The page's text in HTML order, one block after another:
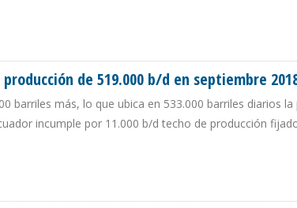
de 519.000 b/d en septiembre
barriles más, lo que ubica en 533.000 barriles diarios
incumple por 11.000 b/d techo de producción